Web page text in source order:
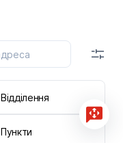
Відділення
Пункти